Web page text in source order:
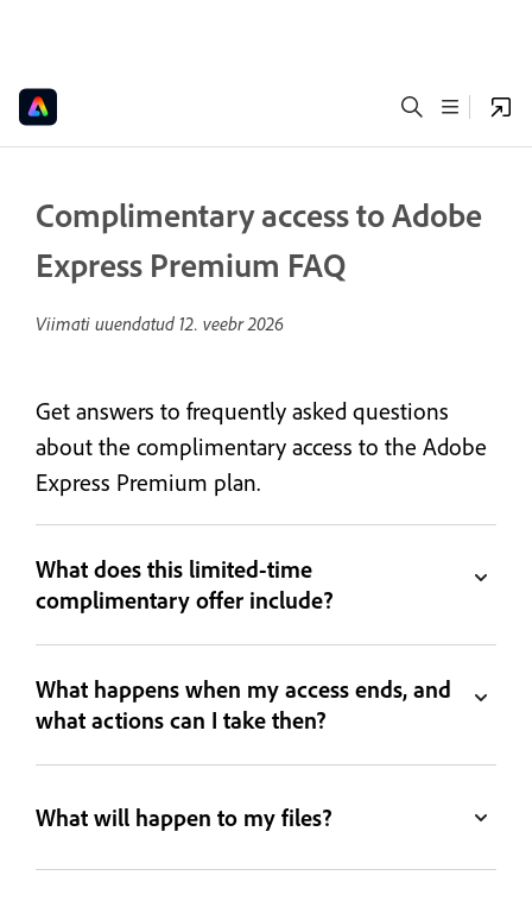
Complimentary access to Adobe
Express Premium FAQ
Viimati uuendatud 12. veebr 2026
Get answers to frequently asked questions
about the complimentary access to the Adobe
Express Premium plan.
What does this limited-time
complimentary offer include?
What happens when my access ends, and
what actions can I take then?
What will happen to my files?